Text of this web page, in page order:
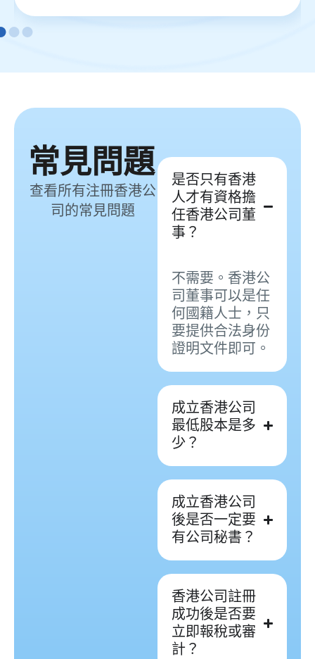
常見問題
查看所有注冊香港公
司的常見問題
是否只有香港
人才有資格擔
任香港公司董
事？
不需要。香港公
司董事可以是任
何國籍人士，只
要提供合法身份
證明文件即可。
成立香港公司
最低股本是多
少？
成立香港公司
後是否一定要
有公司秘書？
香港公司註冊
成功後是否要
立即報稅或審
計？